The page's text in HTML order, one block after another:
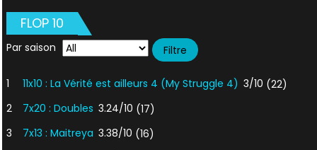
FLOP 10
Par saison
1 11x10 : La Vérité est ailleurs 4 (My Struggle 4) 3/10 (22)
2
7x20 : Doubles 3.24/10 (17)
3
7x13 : Maitreya 3.38/10 (16)